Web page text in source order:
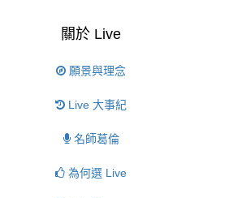
關於 Live
願景與理念
Live 大事紀
名師葛倫
為何選 Live